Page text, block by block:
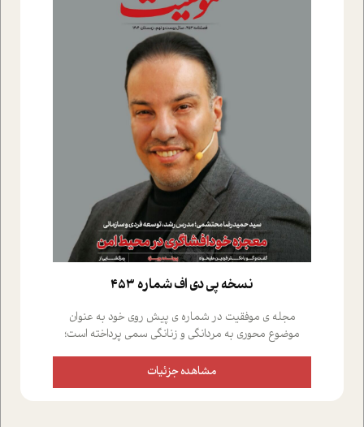
نسخه پي دي اف شماره 453
مجله ی موفقیت در شماره ی پیش روی خود به عنوان
موضوع محوری به مردانگی و زنانگی سمی پرداخته است؛
علیخواه، جامعه شناس در بخش های مختلف تلاش کرده ایم
از دریچه های گوناگون به این موضوع مهم بپردازیم.فصل
مشاهده جزئیات